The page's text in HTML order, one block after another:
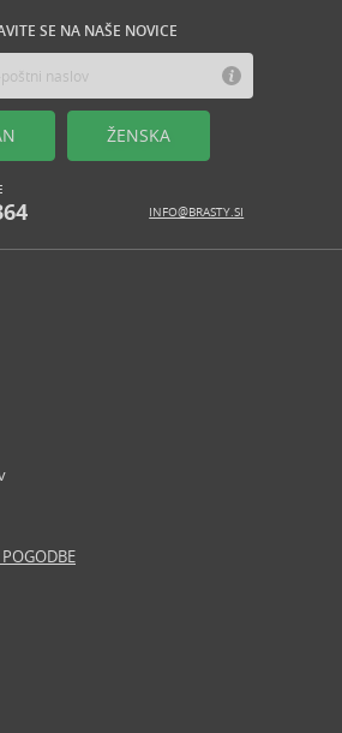
SE NA NAŠE NOVICE
ŽENSKA
INFO@BRASTY.SI